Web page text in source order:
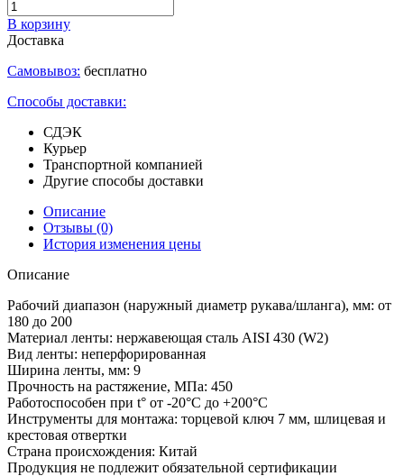
В корзину
Доставка
Самовывоз: бесплатно
Способы доставки:
СДЭК
Курьер
Транспортной компанией
Другие способы доставки
Описание
Отзывы (0)
История изменения цены
Описание
Рабочий диапазон (наружный диаметр рукава/шланга), мм: от
180 до 200
Материал ленты: нержавеющая сталь AISI 430 (W2)
Вид ленты: неперфорированная
Ширина ленты, мм: 9
Прочность на растяжение, МПа: 450
Работоспособен при t° от -20°C до +200°C
Инструменты для монтажа: торцевой ключ 7 мм, шлицевая и
крестовая отвертки
Страна происхождения: Китай
Продукция не подлежит обязательной сертификации